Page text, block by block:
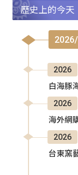
歷史上的今天
2026
白海豚
2026
海外網
2026
台東窯